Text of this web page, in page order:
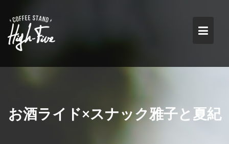
content
お酒ライド×スナック雅子と夏紀